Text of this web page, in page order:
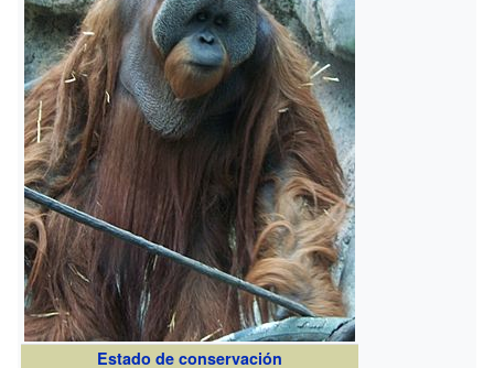
Estado de conservación